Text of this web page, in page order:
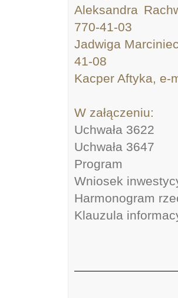
Aleksandra
770-41-03
Jadwiga
41-08
Kacper Aftyka, e-
W załączeniu:
Uchwała 3622
Uchwała 3647
Program
Wniosek
Harmonogram
Klauzula